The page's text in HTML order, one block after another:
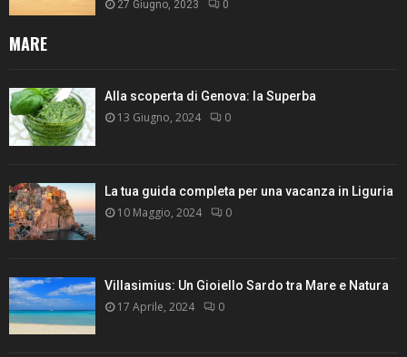
27 Giugno, 2023 0
MARE
Alla scoperta di Genova: la Superba
13 Giugno, 2024 0
La tua guida completa per una vacanza in Liguria
10 Maggio, 2024 0
Villasimius: Un Gioiello Sardo tra Mare e Natura
17 Aprile, 2024 0